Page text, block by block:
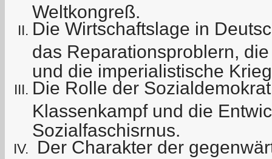
Weltkongreß.
Die Wirtschaftslage in
das Reparationsproblern,
und die imperialistische
Die Rolle der
Klassenkampf und die
Sozialfaschisrnus.
Der Charakter der